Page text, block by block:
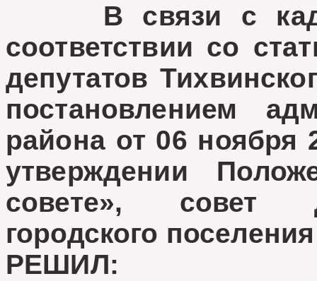
В связи с
соответствии со
депутатов
постановлением
района от 06 ноября
утверждении
совете», совет
городского поселения
РЕШИЛ: